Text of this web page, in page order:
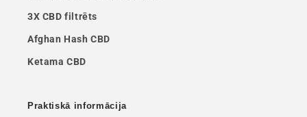
3X CBD filtrēts
Afghan Hash CBD
Ketama CBD
Praktiskā informācija